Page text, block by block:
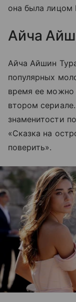
она была лицом
Айча
Айча Айшин
популярных
время ее можно
втором
знаменитости
«Сказка на
поверить».